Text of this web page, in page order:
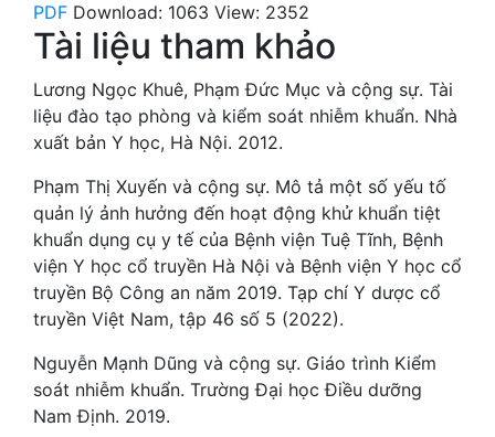
PDF Download: 1063 View: 2352
Tài liệu tham khảo
Lương Ngọc Khuê, Phạm Đức Mục và cộng sự. Tài
liệu đào tạo phòng và kiểm soát nhiễm khuẩn. Nhà
xuất bản Y học, Hà Nội. 2012.
Phạm Thị Xuyến và cộng sự. Mô tả một số yếu tố
quản lý ảnh hưởng đến hoạt động khử khuẩn tiệt
khuẩn dụng cụ y tế của Bệnh viện Tuệ Tĩnh, Bệnh
viện Y học cổ truyền Hà Nội và Bệnh viện Y học cổ
truyền Bộ Công an năm 2019. Tạp chí Y dược cổ
truyền Việt Nam, tập 46 số 5 (2022).
Nguyễn Mạnh Dũng và cộng sự. Giáo trình Kiểm
soát nhiễm khuẩn. Trường Đại học Điều dưỡng
Nam Định. 2019.